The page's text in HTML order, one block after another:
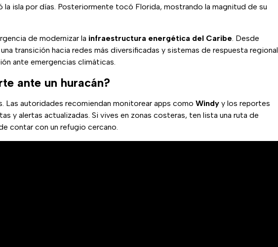
la isla por días. Posteriormente tocó Florida, mostrando la magnitud de su
de modernizar la infraestructura energética del Caribe. Desde
una transición hacia redes más diversificadas y sistemas de respuesta regional
ante emergencias climáticas.
ante un huracán?
Las autoridades recomiendan monitorear apps como Windy y los reportes
y alertas actualizadas. Si vives en zonas costeras, ten lista una ruta de
contar con un refugio cercano.